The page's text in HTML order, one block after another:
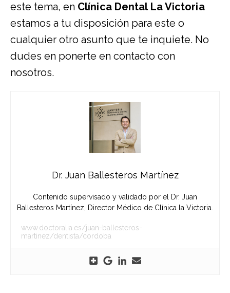
este tema, en Clínica Dental La Victoria
estamos a tu disposición para este o
cualquier otro asunto que te inquiete. No
dudes en ponerte en contacto con
nosotros.
Dr. Juan Ballesteros Martínez
Contenido supervisado y validado por el Dr. Juan
Ballesteros Martínez, Director Médico de Clínica la Victoria.
www.doctoralia.es/juan-ballesteros-
martinez/dentista/cordoba